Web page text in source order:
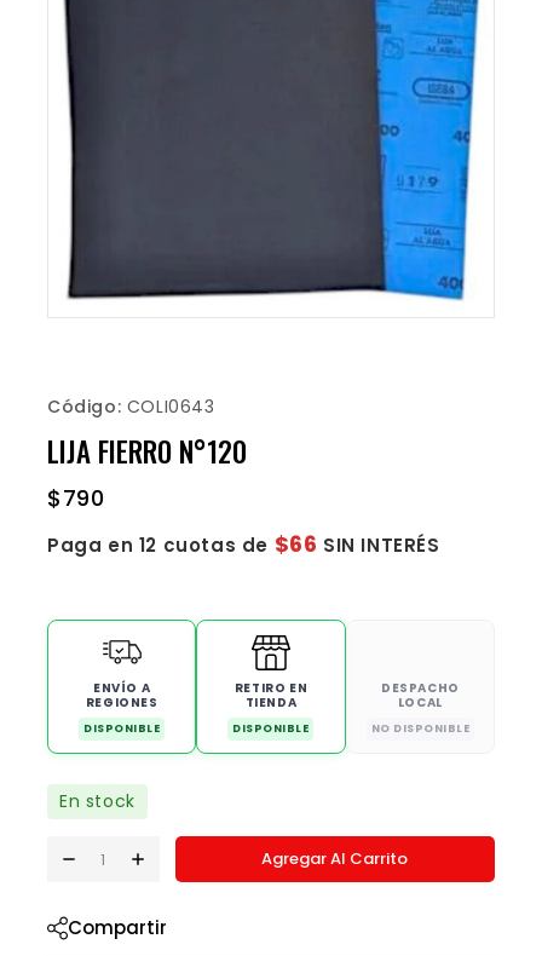
Código: COLI0643
LIJA FIERRO N°120
$790
Paga en 12 cuotas de $66 SIN INTERÉS
ENVÍO A
REGIONES
DISPONIBLE
RETIRO EN
TIENDA
DISPONIBLE
DESPACHO
LOCAL
NO DISPONIBLE
En stock
Agregar Al Carrito
Compartir